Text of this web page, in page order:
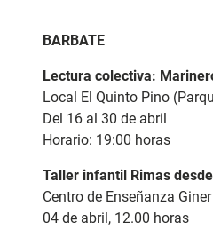
BARBATE
Lectura colectiva:
Local El Quinto Pino
Del 16 al 30 de abril
Horario: 19:00 horas
Taller infantil Rimas
Centro de Enseñanza
04 de abril, 12.00 horas